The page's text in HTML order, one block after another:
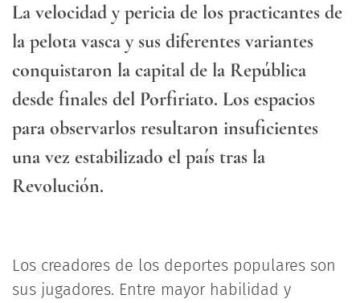
La velocidad y pericia de los practicantes de
la pelota vasca y sus diferentes variantes
conquistaron la capital de la República
desde finales del Porfiriato. Los espacios
para observarlos resultaron insuficientes
una vez estabilizado el país tras la
Revolución.
Los creadores de los deportes populares son
sus jugadores. Entre mayor habilidad y